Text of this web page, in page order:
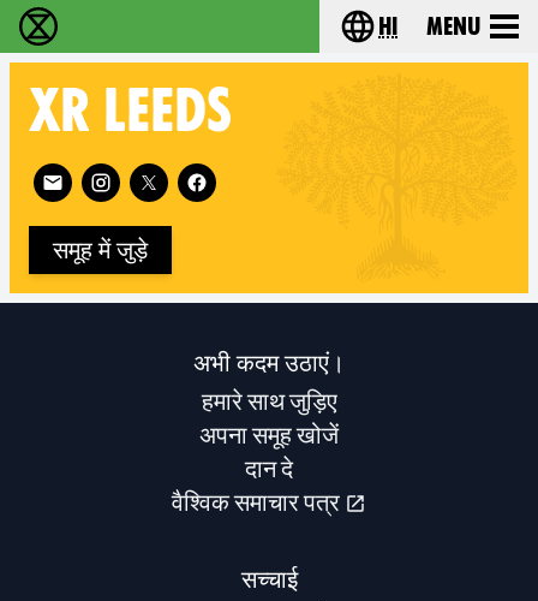
विलुप्ति विद्रोह - Home Choose your
hi Menu
XR LEEDS
Follow XR Leeds on
समूह में जुड़े
अभी कदम उठाएं।
हमारे साथ जुड़िए
अपना समूह खोजें
दान दे
वैश्विक समाचार पत्र
सच्चाई